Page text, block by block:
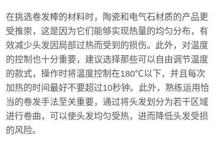
在挑选卷发棒的材料时，陶瓷和电气石材质的产品更
受推崇，这是因为它们能够实现热量的均匀分布，有
效减少头发因局部过热而受到的损伤。此外，对温度
的控制也十分重要，建议选择那些可以自由调节温度
的款式，操作时将温度控制在180℃以下，并且每次
加热的时间最好不要超过10秒钟。此外，熟练运用恰
当的卷发手法至关重要，通过将头发划分为若干区域
进行卷曲，可以使头发均匀受热，进而降低头发受损
的风险。